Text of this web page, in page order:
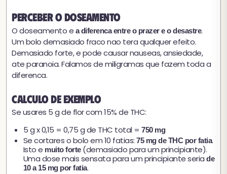
Perceber o doseamento
O doseamento e a diferenca entre o prazer e o desastre.
Um bolo demasiado fraco nao tera qualquer efeito.
Demasiado forte, e pode causar nauseas, ansiedade,
ate paranoia. Falamos de miligramas que fazem toda a
diferenca.
Calculo de exemplo
Se usares 5 g de flor com 15% de THC:
5 g x 0,15 = 0,75 g de THC total = 750 mg
Se cortares o bolo em 10 fatias: 75 mg de THC por fatia.
Isto e muito forte(demasiado para um principiante).
Uma dose mais sensata para um principiante seria de
10 a 15 mg por fatia.